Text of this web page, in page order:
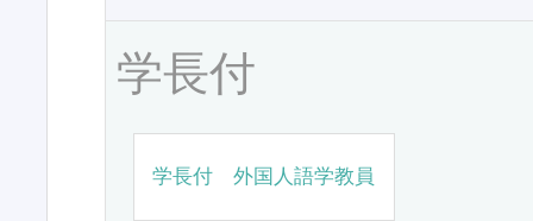
学長付
学長付 外国人語学教員